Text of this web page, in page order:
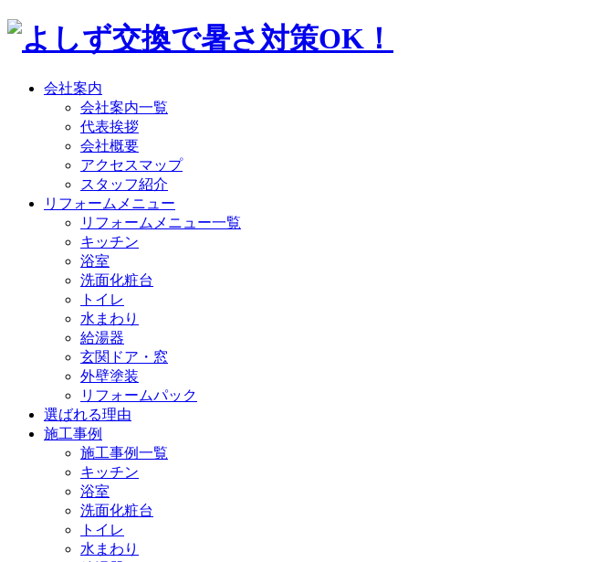
会社案内
会社案内一覧
代表挨拶
会社概要
アクセスマップ
スタッフ紹介
リフォームメニュー
リフォームメニュー一覧
キッチン
浴室
洗面化粧台
トイレ
水まわり
給湯器
玄関ドア・窓
外壁塗装
リフォームパック
選ばれる理由
施工事例
施工事例一覧
キッチン
浴室
洗面化粧台
トイレ
水まわり